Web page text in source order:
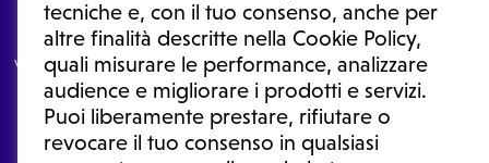
tecniche e, con il tuo consenso, anche per
altre finalità descritte nella Cookie Policy,
quali misurare le performance, analizzare
audience e migliorare i prodotti e servizi.
Puoi liberamente prestare, rifiutare o
revocare il tuo consenso in qualsiasi
Le informazioni proposte in questo sito non sono un consulto medico.
In nessun caso, queste informazioni sostituiscono un consulto, una
visita o una diagnosi formulata dal medico. Non si devono considerare
le informazioni disponibili come suggerimenti per la formulazione di
una diagnosi, la determinazione di un trattamento o l'assunzione o
sospensione di un farmaco senza prima consultare un medico di
medicina generale o uno specialista.